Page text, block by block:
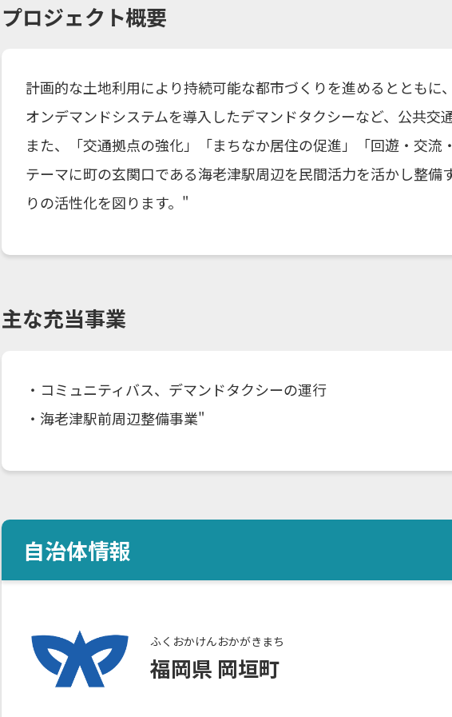
プロジェクト概要
計画的な土地利用により持続可能な都市づくりを進めるとともに
オンデマンドシステムを導入したデマンドタクシーなど、公共交
また、「交通拠点の強化」「まちなか居住の促進」「回遊・交流
テーマに町の玄関口である海老津駅周辺を民間活力を活かし整備
りの活性化を図ります。"
主な充当事業
・コミュニティバス、デマンドタクシーの運行
・海老津駅前周辺整備事業"
自治体情報
ふくおかけん
福岡県
おかがきまち
岡垣町